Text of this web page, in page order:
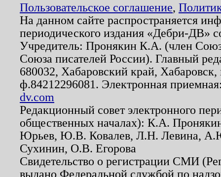
Пользовательское соглашение,
На данном сайте распространяется
периодического издания «Дебри-ДВ»
Учредитель: Пронякин К.А. (член
Союза писателей России). Главный
680032, Хабаровский край,
ф.84212296081. Электронная
dv.com
Редакционный совет электронного
общественных началах): К.А.
Юрьев, Ю.В. Ковалев, Л.Н. Левина,
Сухинин, О.В. Егорова
Свидетельство о регистрации СМИ
выдано Федеральной службой по